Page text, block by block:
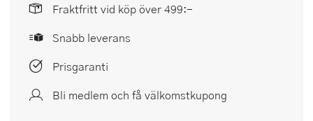
Fraktfritt vid köp över 499:-
Snabb leverans
Prisgaranti
Bli medlem och få välkomstkupong